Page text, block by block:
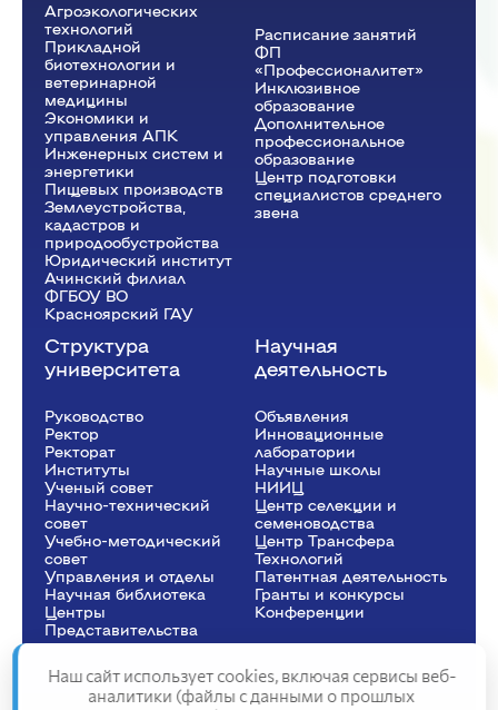
Агроэкологических
технологий
Прикладной
биотехнологии и
ветеринарной
медицины
Экономики и
управления АПК
Инженерных систем и
энергетики
Пищевых производств
Землеустройства,
кадастров и
природообустройства
Юридический институт
Ачинский филиал
ФГБОУ ВО
Красноярский ГАУ
Расписание занятий
ФП
«Профессионалитет»
Инклюзивное
образование
Дополнительное
профессиональное
образование
Центр подготовки
специалистов среднего
звена
Структура
университета
Руководство
Ректор
Рeкторат
Институты
Ученый совет
Научно-технический
совет
Учебно-методический
совет
Управления и отделы
Научная библиотека
Центры
Представительства
Научная
деятельность
Объявления
Инновационные
лаборатории
Научные школы
НИИЦ
Центр селекции и
семеноводства
Центр Трансфера
Технологий
Патентная деятельность
Гранты и конкурсы
Конференции
Наш сайт использует cookies, включая сервисы веб-
аналитики (файлы с данными о прошлых